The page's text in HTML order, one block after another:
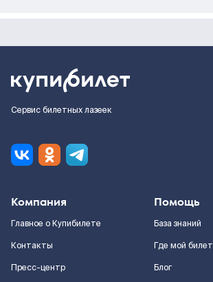
Сервис билетных лазеек
Компания
Главное о Купибилете
Контакты
Пресс-центр
Помощь
База знаний
Где мой билет
Блог